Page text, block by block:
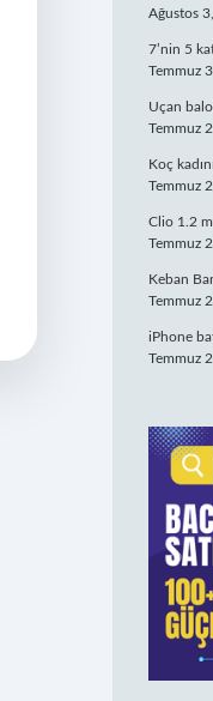
Ağustos
7’nin 5
Temmuz
Uçan
Temmuz
Koç
Temmuz
Clio 1.2
Temmuz
Keban
Temmuz
iPhone
Temmuz